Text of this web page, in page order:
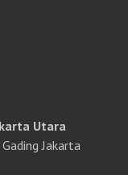
Utara
Jakarta